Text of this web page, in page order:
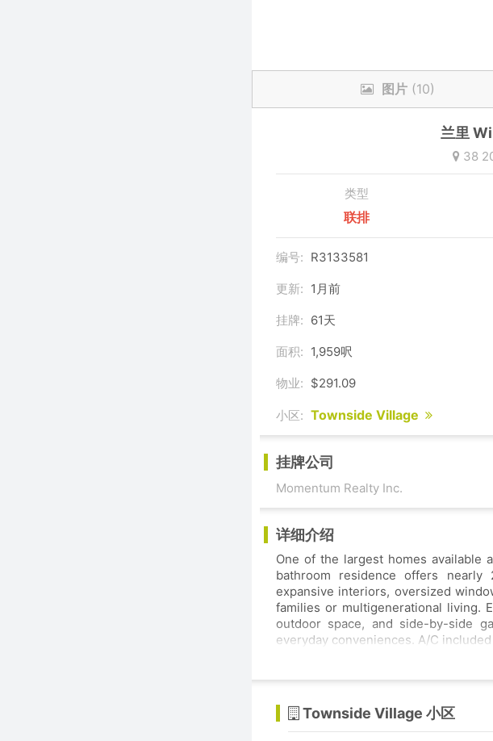
图片(10)
兰里
38
类型
联排
编号: R3133581
更新: 1月前
挂牌: 61天
面积: 1,959呎
物业: $291.09
小区: Townside Village
挂牌公司
Momentum Realty Inc.
详细介绍
One of the largest homes available
bathroom residence offers
expansive interiors, oversized
families or multigenerational living.
outdoor space, and side-by-side
everyday conveniences. A/C included
Townside Village 小区